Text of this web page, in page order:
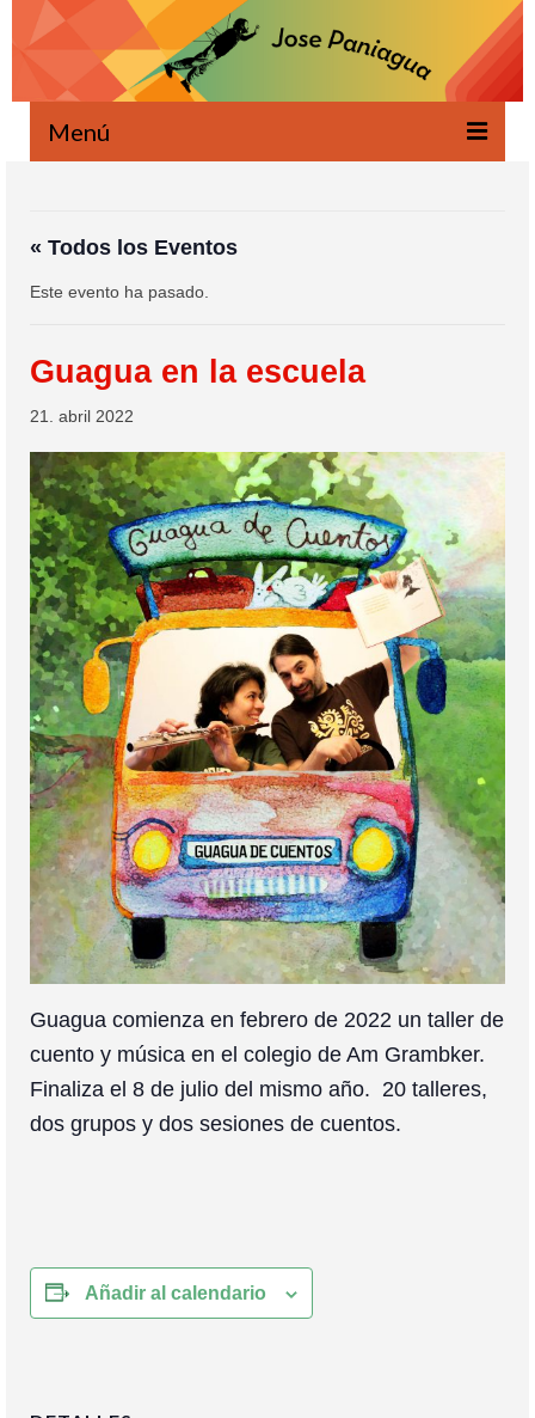
Menú
Novedades
Escrito
Proyectos
Agenda
Colaboración
Sobre mi
Contacto
« Todos los Eventos
Este evento ha pasado.
Guagua en la escuela
21. abril 2022
Guagua comienza en febrero de 2022 un taller de
cuento y música en el colegio de Am Grambker.
Finaliza el 8 de julio del mismo año. 20 talleres,
dos grupos y dos sesiones de cuentos.
Añadir al calendario